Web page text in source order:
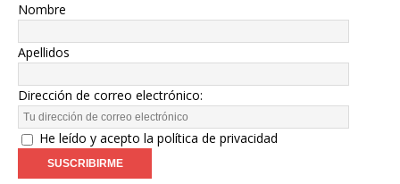
Nombre
Apellidos
Dirección de correo electrónico:
He leído y acepto la política de privacidad